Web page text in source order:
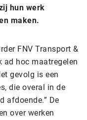
hun werk
maken.
FNV Transport &
ad hoc maatregelen
gevolg is een
die overal in de
afdoende.” De
over werken